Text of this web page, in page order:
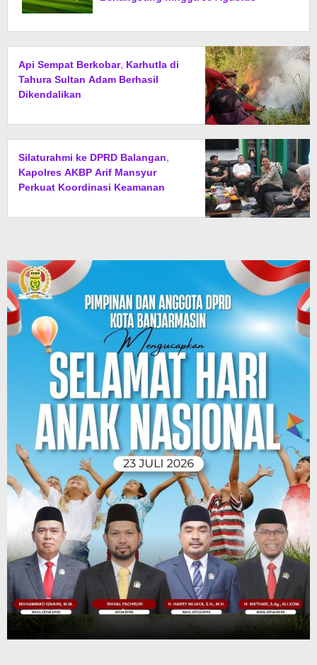
Api Sempat Berkobar, Karhutla di
Tahura Sultan Adam Berhasil
Dikendalikan
Silaturahmi ke DPRD Balangan,
Kapolres AKBP Arif Mansyur
Perkuat Koordinasi Keamanan